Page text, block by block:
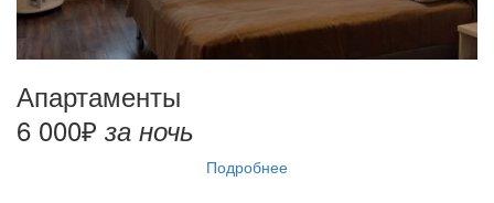
Апартаменты
6 000₽ за ночь
Подробнее